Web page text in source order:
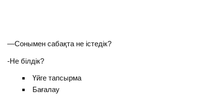
—Сонымен сабақта не істедік?
-Не білдік?
Үйге тапсырма
Бағалау